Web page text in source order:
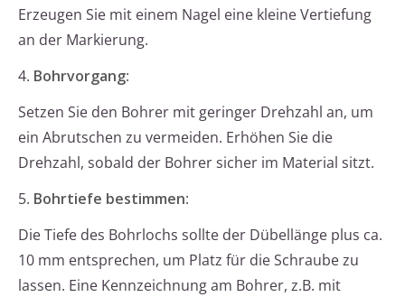
Erzeugen Sie mit einem Nagel eine kleine Vertiefung
an der Markierung.
4. Bohrvorgang:
Setzen Sie den Bohrer mit geringer Drehzahl an, um
ein Abrutschen zu vermeiden. Erhöhen Sie die
Drehzahl, sobald der Bohrer sicher im Material sitzt.
5. Bohrtiefe bestimmen:
Die Tiefe des Bohrlochs sollte der Dübellänge plus ca.
10 mm entsprechen, um Platz für die Schraube zu
lassen. Eine Kennzeichnung am Bohrer, z.B. mit